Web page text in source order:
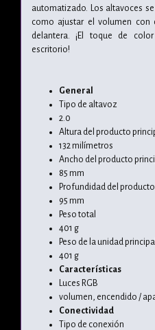
automatizado. Los altavoces
como ajustar el volumen
delantera. ¡El toque de
escritorio!
General
Tipo de altavoz
2.0
Altura del producto
132 milímetros
Ancho del producto
85 mm
Profundidad del
95 mm
Peso total
401 g
Peso de la unidad principal
401 g
Características
Luces RGB
volumen, encendido /
Conectividad
Tipo de conexión